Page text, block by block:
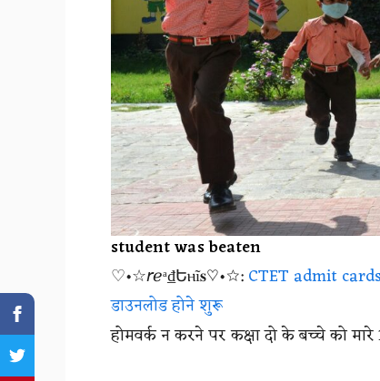
student was beaten
♡•☆𝘳ℯᵃ₫Եⲏĩ𝐬♡•☆:CTET admit
डाउनलोड होने शुरू
होमवर्क न करने पर कक्षा दो के बच्चे को